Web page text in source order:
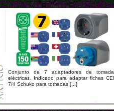
Conjunto de 7 adaptadores de
eléctricas. Indicado para adaptar fichas
7/4 Schuko para tomadas [...]